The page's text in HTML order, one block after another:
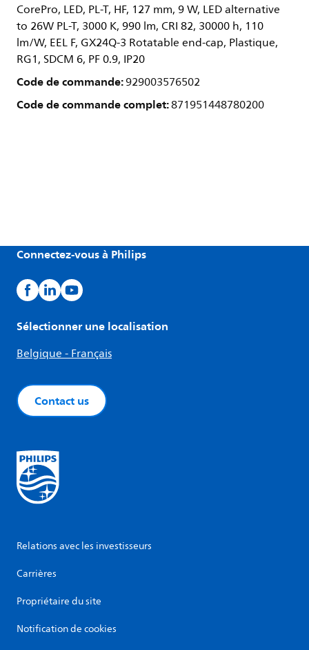
CorePro, LED, PL-T, HF, 127 mm, 9 W, LED alternative
to 26W PL-T, 3000 K, 990 lm, CRI 82, 30000 h, 110
lm/W, EEL F, GX24Q-3 Rotatable end-cap, Plastique,
RG1, SDCM 6, PF 0.9, IP20
Code de commande:929003576502
Code de commande complet:871951448780200
Connectez-vous à Philips
Sélectionner une localisation
Belgique - Français
Contact us
Relations avec les investisseurs
Carrières
Propriétaire du site
Notification de cookies